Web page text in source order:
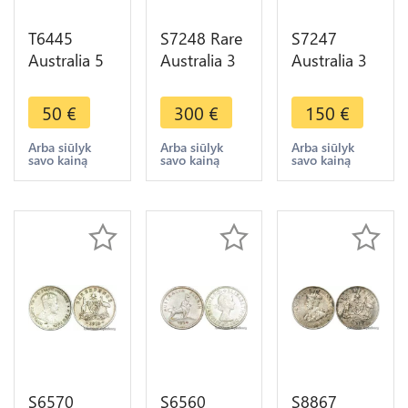
T6445
Australia 5
Elisabeth II
Cobb & co
1853 -
1995 Silver
50 €
Arba siūlyk
savo kainą
S7248 Rare
Australia 3
Edouard
1910 VII
UNC ! Silver
->Make
300 €
Arba siūlyk
savo kainą
S7247
Australia 3
M
Melbourne
AU UNC !
Silver -
offer
150 €
Arba siūlyk
savo kainą
S6570
S6560
S8867